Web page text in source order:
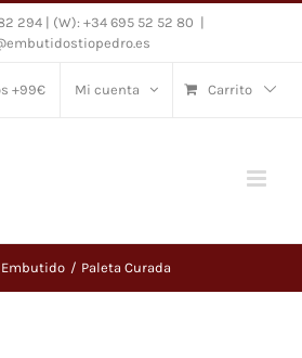
294 | (W): +34 695 52 52 80
+99€ Mi cuenta Carrito
Embutido Paleta Curada